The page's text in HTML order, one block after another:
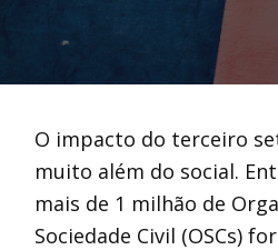
O impacto do terceiro
muito além do social.
mais de 1 milhão de
Sociedade Civil (OSCs)